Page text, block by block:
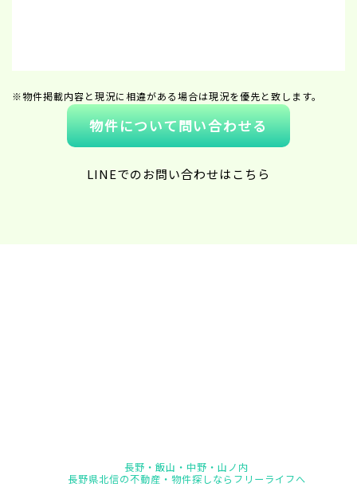
※物件掲載内容と現況に相違がある場合は現況を優先と致します。
物件について問い合わせる
LINEでのお問い合わせはこちら
長野・飯山・中野・山ノ内
長野県北信の不動産・物件探しならフリーライフへ